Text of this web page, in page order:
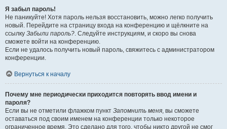
Я забыл пароль!
Не паникуйте! Хотя пароль нельзя восстановить, можно легко получить
новый. Перейдите на страницу входа на конференцию и щёлкните на
ссылку Забыли пароль?. Следуйте инструкциям, и скоро вы снова
сможете войти на конференцию.
Если не удалось получить новый пароль, свяжитесь с администратором
конференции.
Вернуться к началу
Почему мне периодически приходится повторять ввод имени и
пароля?
Если вы не отметили флажком пункт Запомнить меня, вы сможете
оставаться под своим именем на конференции только некоторое
ограниченное время. Это сделано для того, чтобы никто другой не смог